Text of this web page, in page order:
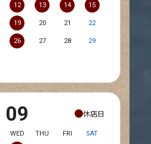
12 13 14 15
19 20 21 22
26 27 28 29
09 休店日
WED THU FRI
SAT